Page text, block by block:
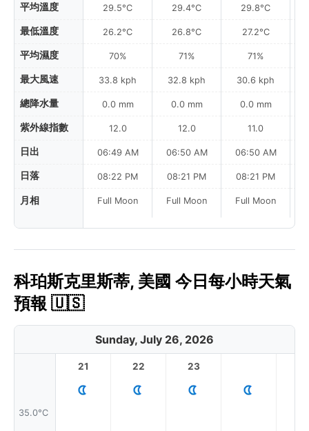
平均溫度
最低溫度
平均濕度
最大風速
總降水量
紫外線指數
日出
日落
月相
29.5°C
26.2°C
70%
33.8 kph
0.0 mm
12.0
06:49 AM
08:22 PM
Full Moon
29.4°C
26.8°C
71%
32.8 kph
0.0 mm
12.0
06:50 AM
08:21 PM
Full Moon
29.8°C
27.2°C
71%
30.6 kph
0.0 mm
11.0
06:50 AM
08:21 PM
Full Moon
科珀斯克里斯蒂, 美國 今日每小時天氣
預報 🇺🇸
Sunday, July 26, 2026
35.0°C
21 22 23